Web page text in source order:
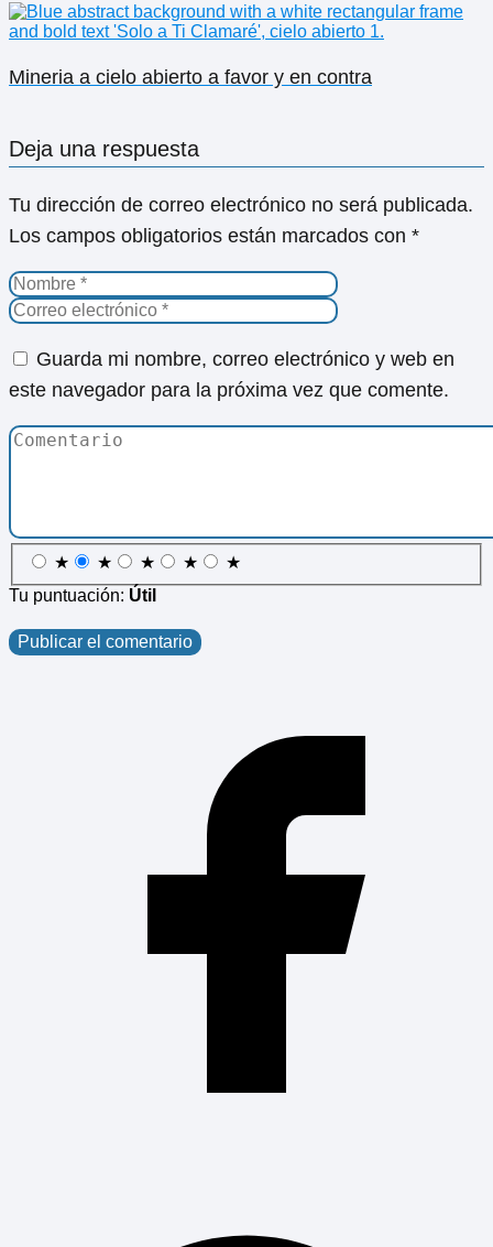
Mineria a cielo abierto a favor y en contra
Deja una respuesta
Tu dirección de correo electrónico no será publicada.
Los campos obligatorios están marcados con *
Guarda mi nombre, correo electrónico y web en
este navegador para la próxima vez que comente.
★ ★ ★ ★
★
Tu puntuación: Útil